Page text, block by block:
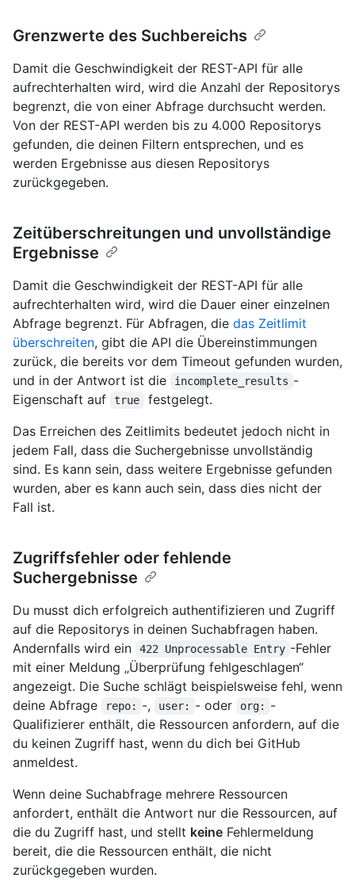
Grenzwerte des Suchbereichs
Damit die Geschwindigkeit der REST-API für alle
aufrechterhalten wird, wird die Anzahl der Repositorys
begrenzt, die von einer Abfrage durchsucht werden.
Von der REST-API werden bis zu 4.000 Repositorys
gefunden, die deinen Filtern entsprechen, und es
werden Ergebnisse aus diesen Repositorys
zurückgegeben.
Zeitüberschreitungen und unvollständige
Ergebnisse
Damit die Geschwindigkeit der REST-API für alle
aufrechterhalten wird, wird die Dauer einer einzelnen
Abfrage begrenzt. Für Abfragen, die das Zeitlimit
überschreiten, gibt die API die Übereinstimmungen
zurück, die bereits vor dem Timeout gefunden wurden,
und in der Antwort ist die
incomplete_results -
Eigenschaft auf
true
festgelegt.
Das Erreichen des Zeitlimits bedeutet jedoch nicht in
jedem Fall, dass die Suchergebnisse unvollständig
sind. Es kann sein, dass weitere Ergebnisse gefunden
wurden, aber es kann auch sein, dass dies nicht der
Fall ist.
Zugriffsfehler oder fehlende
Suchergebnisse
Du musst dich erfolgreich authentifizieren und Zugriff
auf die Repositorys in deinen Suchabfragen haben.
Andernfalls wird ein
422 Unprocessable Entry -Fehler
mit einer Meldung „Überprüfung fehlgeschlagen“
angezeigt. Die Suche schlägt beispielsweise fehl, wenn
deine Abfrage
repo: -, user: - oder org:
-
Qualifizierer enthält, die Ressourcen anfordern, auf die
du keinen Zugriff hast, wenn du dich bei GitHub
anmeldest.
Wenn deine Suchabfrage mehrere Ressourcen
anfordert, enthält die Antwort nur die Ressourcen, auf
die du Zugriff hast, und stellt keine Fehlermeldung
bereit, die die Ressourcen enthält, die nicht
zurückgegeben wurden.